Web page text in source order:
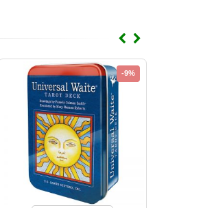
-9%